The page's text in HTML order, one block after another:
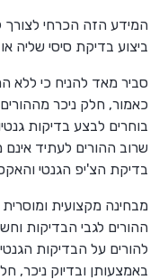
המידע הזה הכרחי
ביצוע בדיקת סיסי שליה
סביר מאד להניח כי ללא
כאמור, חלק ניכר מההורים
בוחרים לבצע בדיקות
שרוב ההורים לעתיד
בדיקת הצ'יפ הגנטי
מבחינה מקצועית
ההורים לגבי הבדיקות
להורים על הבדיקות
באמצעותן ובדיוק ניכר,